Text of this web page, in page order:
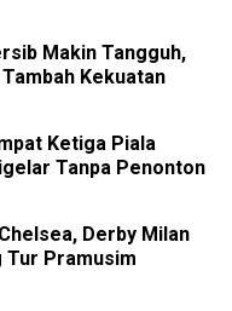
Makin Tangguh,
Kekuatan
Ketiga Piala
Tanpa Penonton
Derby Milan
Tur Pramusim